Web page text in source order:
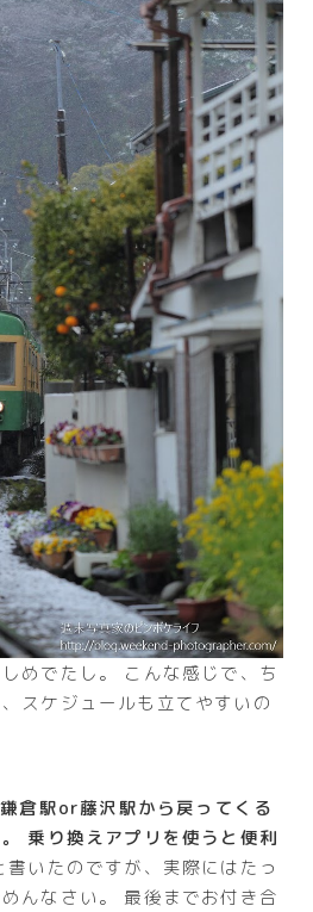
めでたし。 こんな感じで、ち
スケジュールも立てやすいの
倉駅or藤沢駅から戻ってくる
乗り換えアプリを使うと便利
書いたのですが、実際にはたっ
んなさい。 最後までお付き合